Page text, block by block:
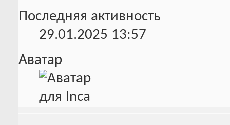
Последняя активность
29.01.2025 13:57
Аватар